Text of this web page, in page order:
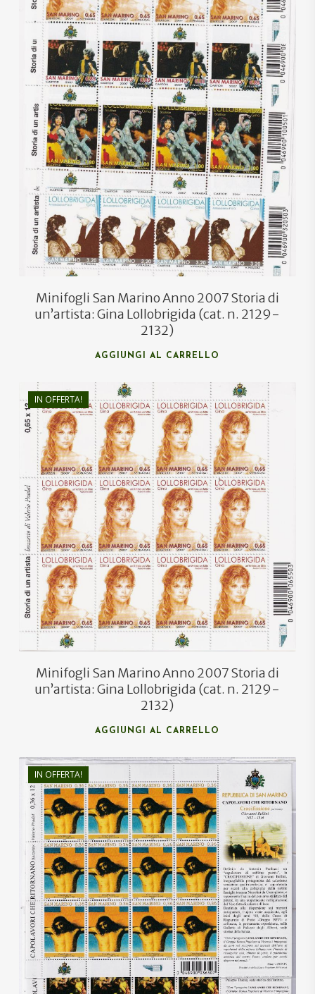
Minifogli San Marino Anno 2007 Storia di
un’artista: Gina Lollobrigida (cat. n. 2129-
2132)
AGGIUNGI AL CARRELLO
IN OFFERTA!
€190,00
€114,00
Minifogli San Marino Anno 2007 Storia di
un’artista: Gina Lollobrigida (cat. n. 2129-
2132)
AGGIUNGI AL CARRELLO
IN OFFERTA!
€100,00
€60,00